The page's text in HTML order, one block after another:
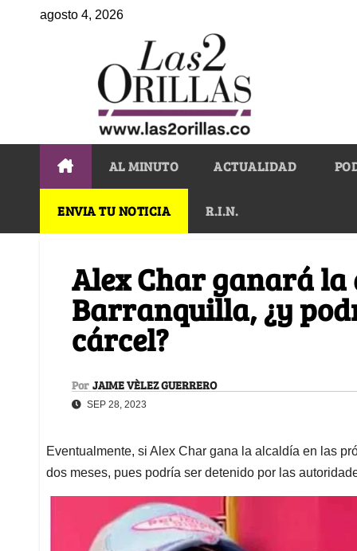
agosto 4, 2026
AL MINUTO ACTUALIDAD
ENVIA TU NOTICIA R.I.N.
Alex Char ganará la
Barranquilla, ¿y
cárcel?
Por JAIME VÈLEZ GUERRERO
SEP 28, 2023
Eventualmente, si Alex Char gana la alcaldía en las
dos meses, pues podría ser detenido por las